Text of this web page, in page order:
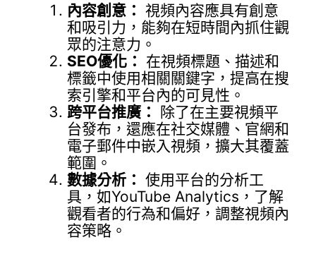
內容創意： 視頻內容應具有創意
和吸引力，能夠在短時間內抓住觀
眾的注意力。
SEO優化： 在視頻標題、描述和
標籤中使用相關關鍵字，提高在搜
索引擎和平台內的可見性。
跨平台推廣： 除了在主要視頻平
台發布，還應在社交媒體、官網和
電子郵件中嵌入視頻，擴大其覆蓋
範圍。
數據分析： 使用平台的分析工
具，如YouTube Analytics，了解
觀看者的行為和偏好，調整視頻內
容策略。